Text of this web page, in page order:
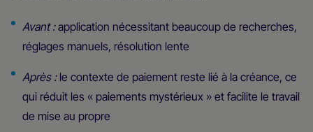
Avant :application nécessitant beaucoup de recherches,
réglages manuels, résolution lente
Après :le contexte de paiement reste lié à la créance, ce
qui réduit les « paiements mystérieux » et facilite le travail
de mise au propre